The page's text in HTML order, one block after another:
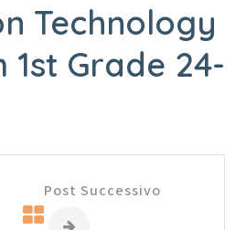
Technology
1st Grade 24-
Post Successivo